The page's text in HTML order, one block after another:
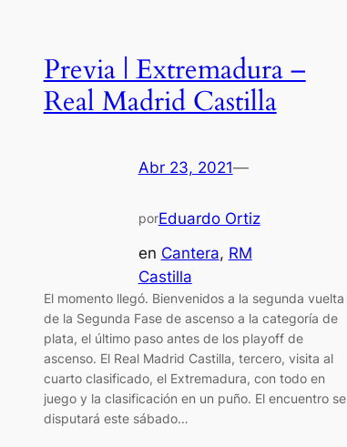
Previa | Extremadura –
Real Madrid Castilla
Abr 23, 2021—
porEduardo Ortiz
en Cantera, RM
Castilla
El momento llegó. Bienvenidos a la segunda vuelta
de la Segunda Fase de ascenso a la categoría de
plata, el último paso antes de los playoff de
ascenso. El Real Madrid Castilla, tercero, visita al
cuarto clasificado, el Extremadura, con todo en
juego y la clasificación en un puño. El encuentro se
disputará este sábado…